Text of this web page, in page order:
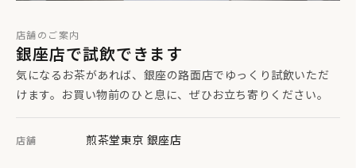
入った状態はこのような具合に。ピッタリのサイズでのご用
意です。すべてこのギフトボックスのためにデザインされた特
別な仕様です。
店舗のご案内
銀座店で試飲できます
気になるお茶があれば、銀座の路面店でゆっくり試飲いただ
けます。お買い物前のひと息に、ぜひお立ち寄りください。
店舗 煎茶堂東京 銀座店